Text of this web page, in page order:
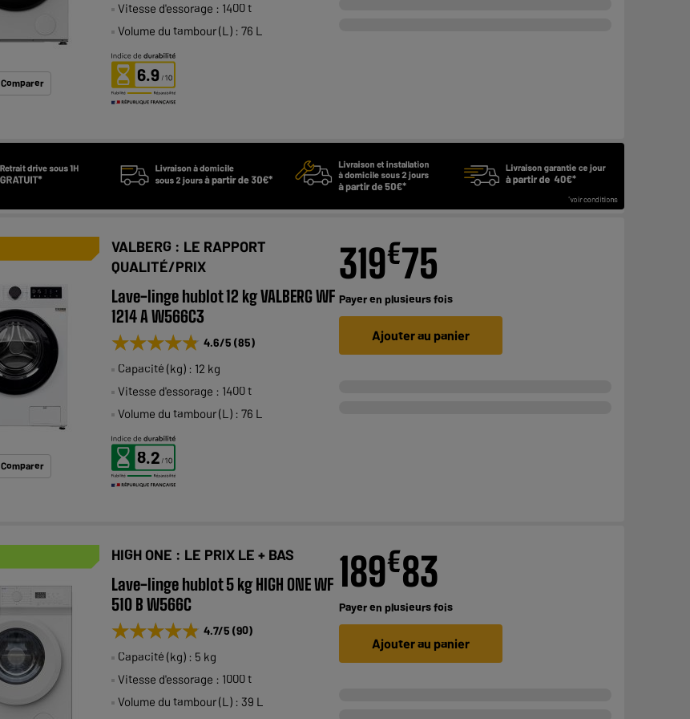
Comparer
Vitesse d'essorage : 1400 t
Volume du tambour (L) : 76 L
6.9
Comparer
VALBERG : LE RAPPORT
QUALITÉ/PRIX
Lave-linge hublot 12 kg VALBERG WF
1214 A W566C3
★★★★★
★★★★★ 4.6/5 (85)
Capacité (kg) : 12 kg
Vitesse d'essorage : 1400 t
Volume du tambour (L) : 76 L
8.2
319€75
Payer en plusieurs fois
Ajouter au panier
HIGH ONE : LE PRIX LE + BAS
Lave-linge hublot 5 kg HIGH ONE WF
510 B W566C
★★★★★
★★★★★ 4.7/5 (90)
Capacité (kg) : 5 kg
Vitesse d'essorage : 1000 t
Volume du tambour (L) : 39 L
189€83
Payer en plusieurs fois
Ajouter au panier